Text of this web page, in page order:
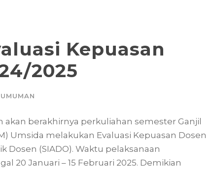
Kepuasan
2025
berakhirnya perkuliahan semester Ganjil
Umsida melakukan Evaluasi Kepuasan Dosen
(SIADO). Waktu pelaksanaan
20 Januari – 15 Februari 2025. Demikian